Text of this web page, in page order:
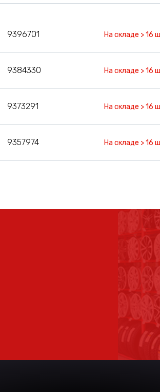
9396701 На складе > 16
9384330 На складе > 16
9373291 На складе > 16
9357974 На складе > 16